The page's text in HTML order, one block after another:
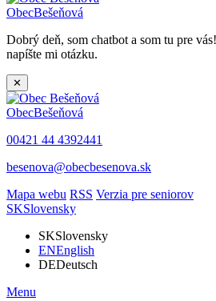
ObecBešeňová
Dobrý deň, som chatbot a som tu pre
napíšte mi otázku.
✕
ObecBešeňová
00421 44 4392441
besenova@obecbesenova.sk
Mapa webu RSS Verzia pre seniorov
SKSlovensky
SKSlovensky
ENEnglish
DEDeutsch
Menu